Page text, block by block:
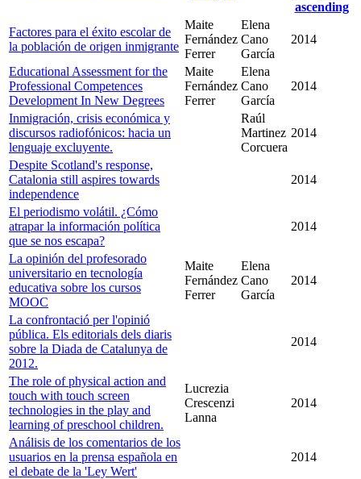
Factores para el éxito escolar de
la población de origen inmigrante
Maite
Fernández
Ferrer
Elena
Cano
García
2014
Educational Assessment for the
Professional Competences
Development In New Degrees
Maite
Fernández
Ferrer
Elena
Cano
García
2014
Inmigración, crisis económica y
discursos radiofónicos: hacia un
lenguaje excluyente.
Raúl
Martinez
Corcuera
2014
Despite Scotland's response,
Catalonia still aspires towards
independence
2014
El periodismo volátil. ¿Cómo
atrapar la información política
que se nos escapa?
2014
La opinión del profesorado
universitario en tecnología
educativa sobre los cursos
MOOC
Maite
Fernández
Ferrer
Elena
Cano
García
2014
La confrontació per l'opinió
pública. Els editorials dels diaris
sobre la Diada de Catalunya de
2012.
2014
The role of physical action and
touch with touch screen
technologies in the play and
learning of preschool children.
Lucrezia
Crescenzi
Lanna
2014
Análisis de los comentarios de los
usuarios en la prensa española en
el debate de la 'Ley Wert'
2014